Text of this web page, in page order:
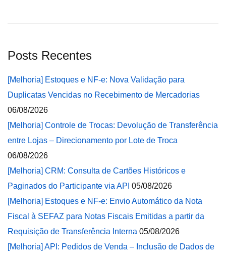
Posts Recentes
[Melhoria] Estoques e NF-e: Nova Validação para
Duplicatas Vencidas no Recebimento de Mercadorias
06/08/2026
[Melhoria] Controle de Trocas: Devolução de Transferência
entre Lojas – Direcionamento por Lote de Troca
06/08/2026
[Melhoria] CRM: Consulta de Cartões Históricos e
Paginados do Participante via API 05/08/2026
[Melhoria] Estoques e NF-e: Envio Automático da Nota
Fiscal à SEFAZ para Notas Fiscais Emitidas a partir da
Requisição de Transferência Interna 05/08/2026
[Melhoria] API: Pedidos de Venda – Inclusão de Dados de